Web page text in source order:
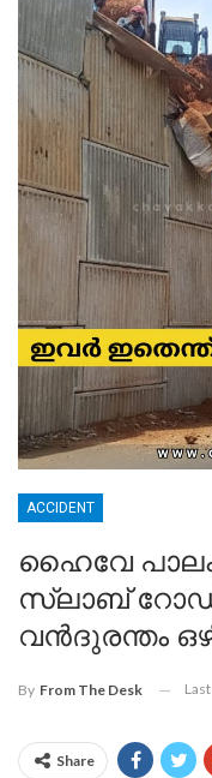
ACCIDENT
ഹൈവേ പാലം
സ്ലാബ്
വൻദുരന്തം
By From The Desk
Share